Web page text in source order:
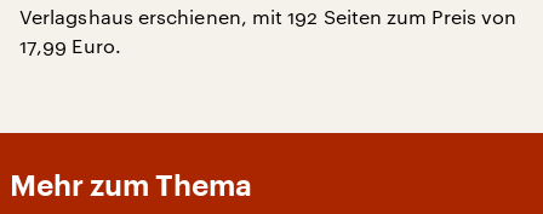
Verlagshaus erschienen, mit 192 Seiten zum Preis von
17,99 Euro.
Mehr zum Thema